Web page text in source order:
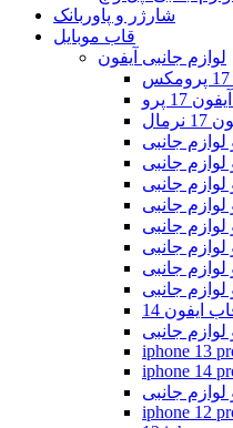
شارژر و پاوربانک
قاب موبایل
لوازم جانبی آیفون
17 پرو
ایفون 14
iphone 13
iphone 14
iphone 12